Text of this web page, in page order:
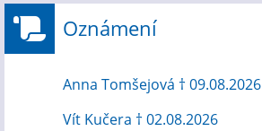
Oznámení
Anna Tomšejová † 09.08.2026
Vít Kučera † 02.08.2026